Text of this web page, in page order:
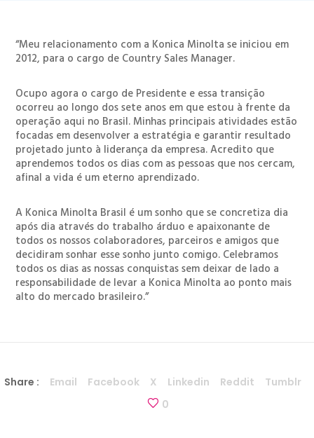
“Meu relacionamento com a Konica Minolta se iniciou em
2012, para o cargo de Country Sales Manager.
Ocupo agora o cargo de Presidente e essa transição
ocorreu ao longo dos sete anos em que estou à frente da
operação aqui no Brasil. Minhas principais atividades estão
focadas em desenvolver a estratégia e garantir resultado
projetado junto à liderança da empresa. Acredito que
aprendemos todos os dias com as pessoas que nos cercam,
afinal a vida é um eterno aprendizado.
A Konica Minolta Brasil é um sonho que se concretiza dia
após dia através do trabalho árduo e apaixonante de
todos os nossos colaboradores, parceiros e amigos que
decidiram sonhar esse sonho junto comigo. Celebramos
todos os dias as nossas conquistas sem deixar de lado a
responsabilidade de levar a Konica Minolta ao ponto mais
alto do mercado brasileiro.”
Share : Email Facebook X Linkedin Reddit
Tumblr
0